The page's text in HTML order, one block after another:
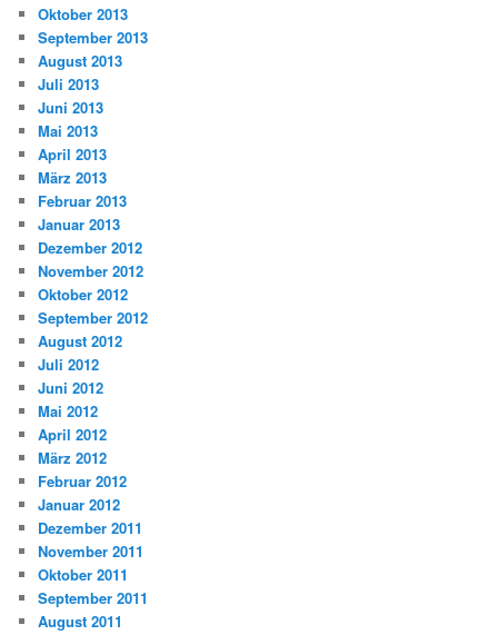
Oktober 2013
September 2013
August 2013
Juli 2013
Juni 2013
Mai 2013
April 2013
März 2013
Februar 2013
Januar 2013
Dezember 2012
November 2012
Oktober 2012
September 2012
August 2012
Juli 2012
Juni 2012
Mai 2012
April 2012
März 2012
Februar 2012
Januar 2012
Dezember 2011
November 2011
Oktober 2011
September 2011
August 2011